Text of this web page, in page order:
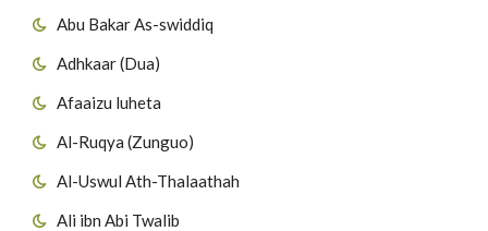
Abu Bakar As-swiddiq
Adhkaar (Dua)
Afaaizu luheta
Al-Ruqya (Zunguo)
Al-Uswul Ath-Thalaathah
Ali ibn Abi Twalib